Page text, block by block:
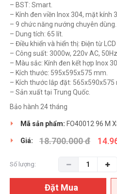
– BST: Smart.
– Kính đen viền Inox 304, mặt kính
– 9 chức năng nướng chuyên dùng.
– Dung tích: 65 lít.
– Điều khiển và hiển thị: Điện từ
– Công suất: 3000w, 220v AC,
– Màu sắc: Kính đen kết hợp Inox
– Kích thước: 595x595x575 mm.
– Kích thước lắp đặt: 565x590x575
– Sản xuất tại Trung Quốc.
Bảo hành 24 tháng
Mã sản phẩm: FO40012 96 M
Giá: 18.700.000 đ
Số lượng:
Đặt Mua